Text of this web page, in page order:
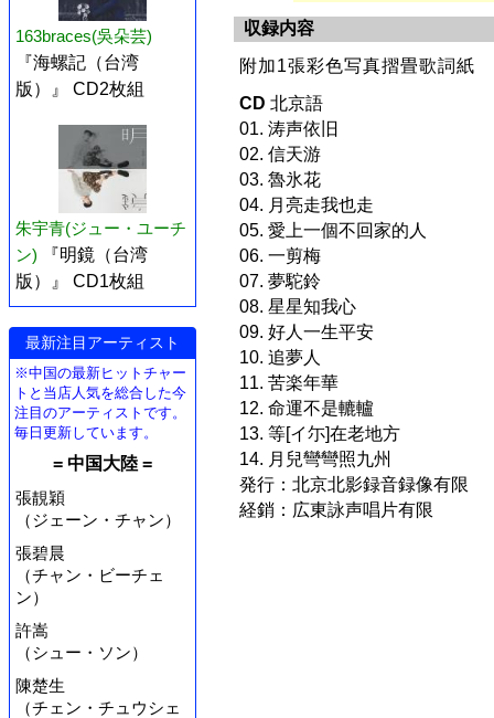
163braces(吳朵芸)
『海螺記（台湾
版）』 CD2枚組
朱宇青(ジュー・ユーチ
ン)
『明鏡（台湾
版）』 CD1枚組
最新注目アーティスト
※中国の最新ヒットチャー
トと当店人気を総合した今
注目のアーティストです。
毎日更新しています。
= 中国大陸 =
張靚穎
（ジェーン・チャン）
張碧晨
（チャン・ビーチェ
ン）
許嵩
（シュー・ソン）
陳楚生
（チェン・チュウシェ
収録内容
附加1張彩色写真摺畳歌詞紙
CD 北京語
01. 涛声依旧
02. 信天游
03. 魯氷花
04. 月亮走我也走
05. 愛上一個不回家的人
06. 一剪梅
07. 夢駝鈴
08. 星星知我心
09. 好人一生平安
10. 追夢人
11. 苦楽年華
12. 命運不是轆轤
13. 等[イ尓]在老地方
14. 月兒彎彎照九州
発行：北京北影録音録像有限
経銷：広東詠声唱片有限